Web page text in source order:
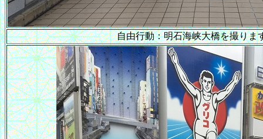
自由行動：明石海峡大橋を撮りま